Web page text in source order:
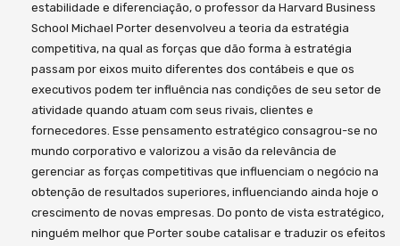
estabilidade e diferenciação, o professor da Harvard Business
School Michael Porter desenvolveu a teoria da estratégia
competitiva, na qual as forças que dão forma à estratégia
passam por eixos muito diferentes dos contábeis e que os
executivos podem ter influência nas condições de seu setor de
atividade quando atuam com seus rivais, clientes e
fornecedores. Esse pensamento estratégico consagrou-se no
mundo corporativo e valorizou a visão da relevância de
gerenciar as forças competitivas que influenciam o negócio na
obtenção de resultados superiores, influenciando ainda hoje o
crescimento de novas empresas. Do ponto de vista estratégico,
ninguém melhor que Porter soube catalisar e traduzir os efeitos